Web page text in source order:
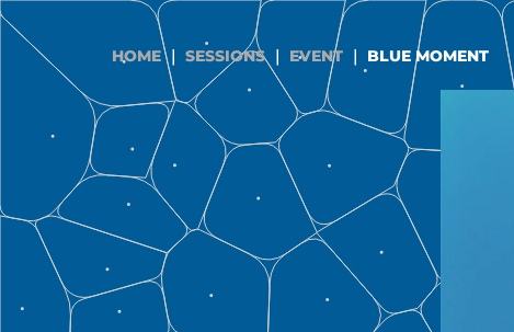
内
HOME｜ SESSIONS｜ EVENT BLUE MOMENT